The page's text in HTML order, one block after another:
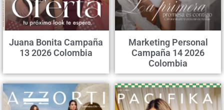
Juana Bonita Campaña
13 2026 Colombia
Marketing Personal
Campaña 14 2026
Colombia